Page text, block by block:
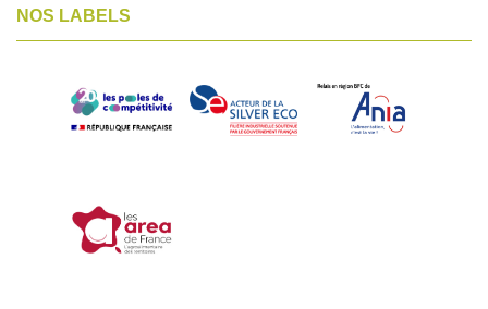
NOS LABELS